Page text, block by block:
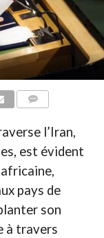
l’Iran,
est évident
pays de
son
à travers